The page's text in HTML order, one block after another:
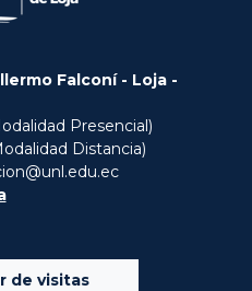
Falconí - Loja -
Presencial)
Distancia)
de visitas